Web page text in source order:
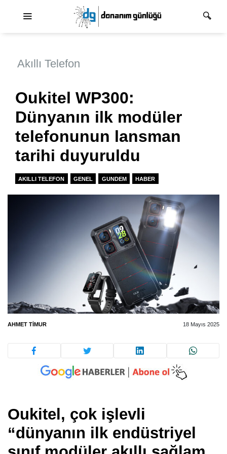
Akıllı Telefon
Oukitel WP300:
Dünyanın ilk modüler
telefonunun lansman
tarihi duyuruldu
AKILLI TELEFON GENEL GUNDEM HABER
AHMET TIMUR 18 Mayıs 2025
Oukitel, çok işlevli
“dünyanın ilk endüstriyel